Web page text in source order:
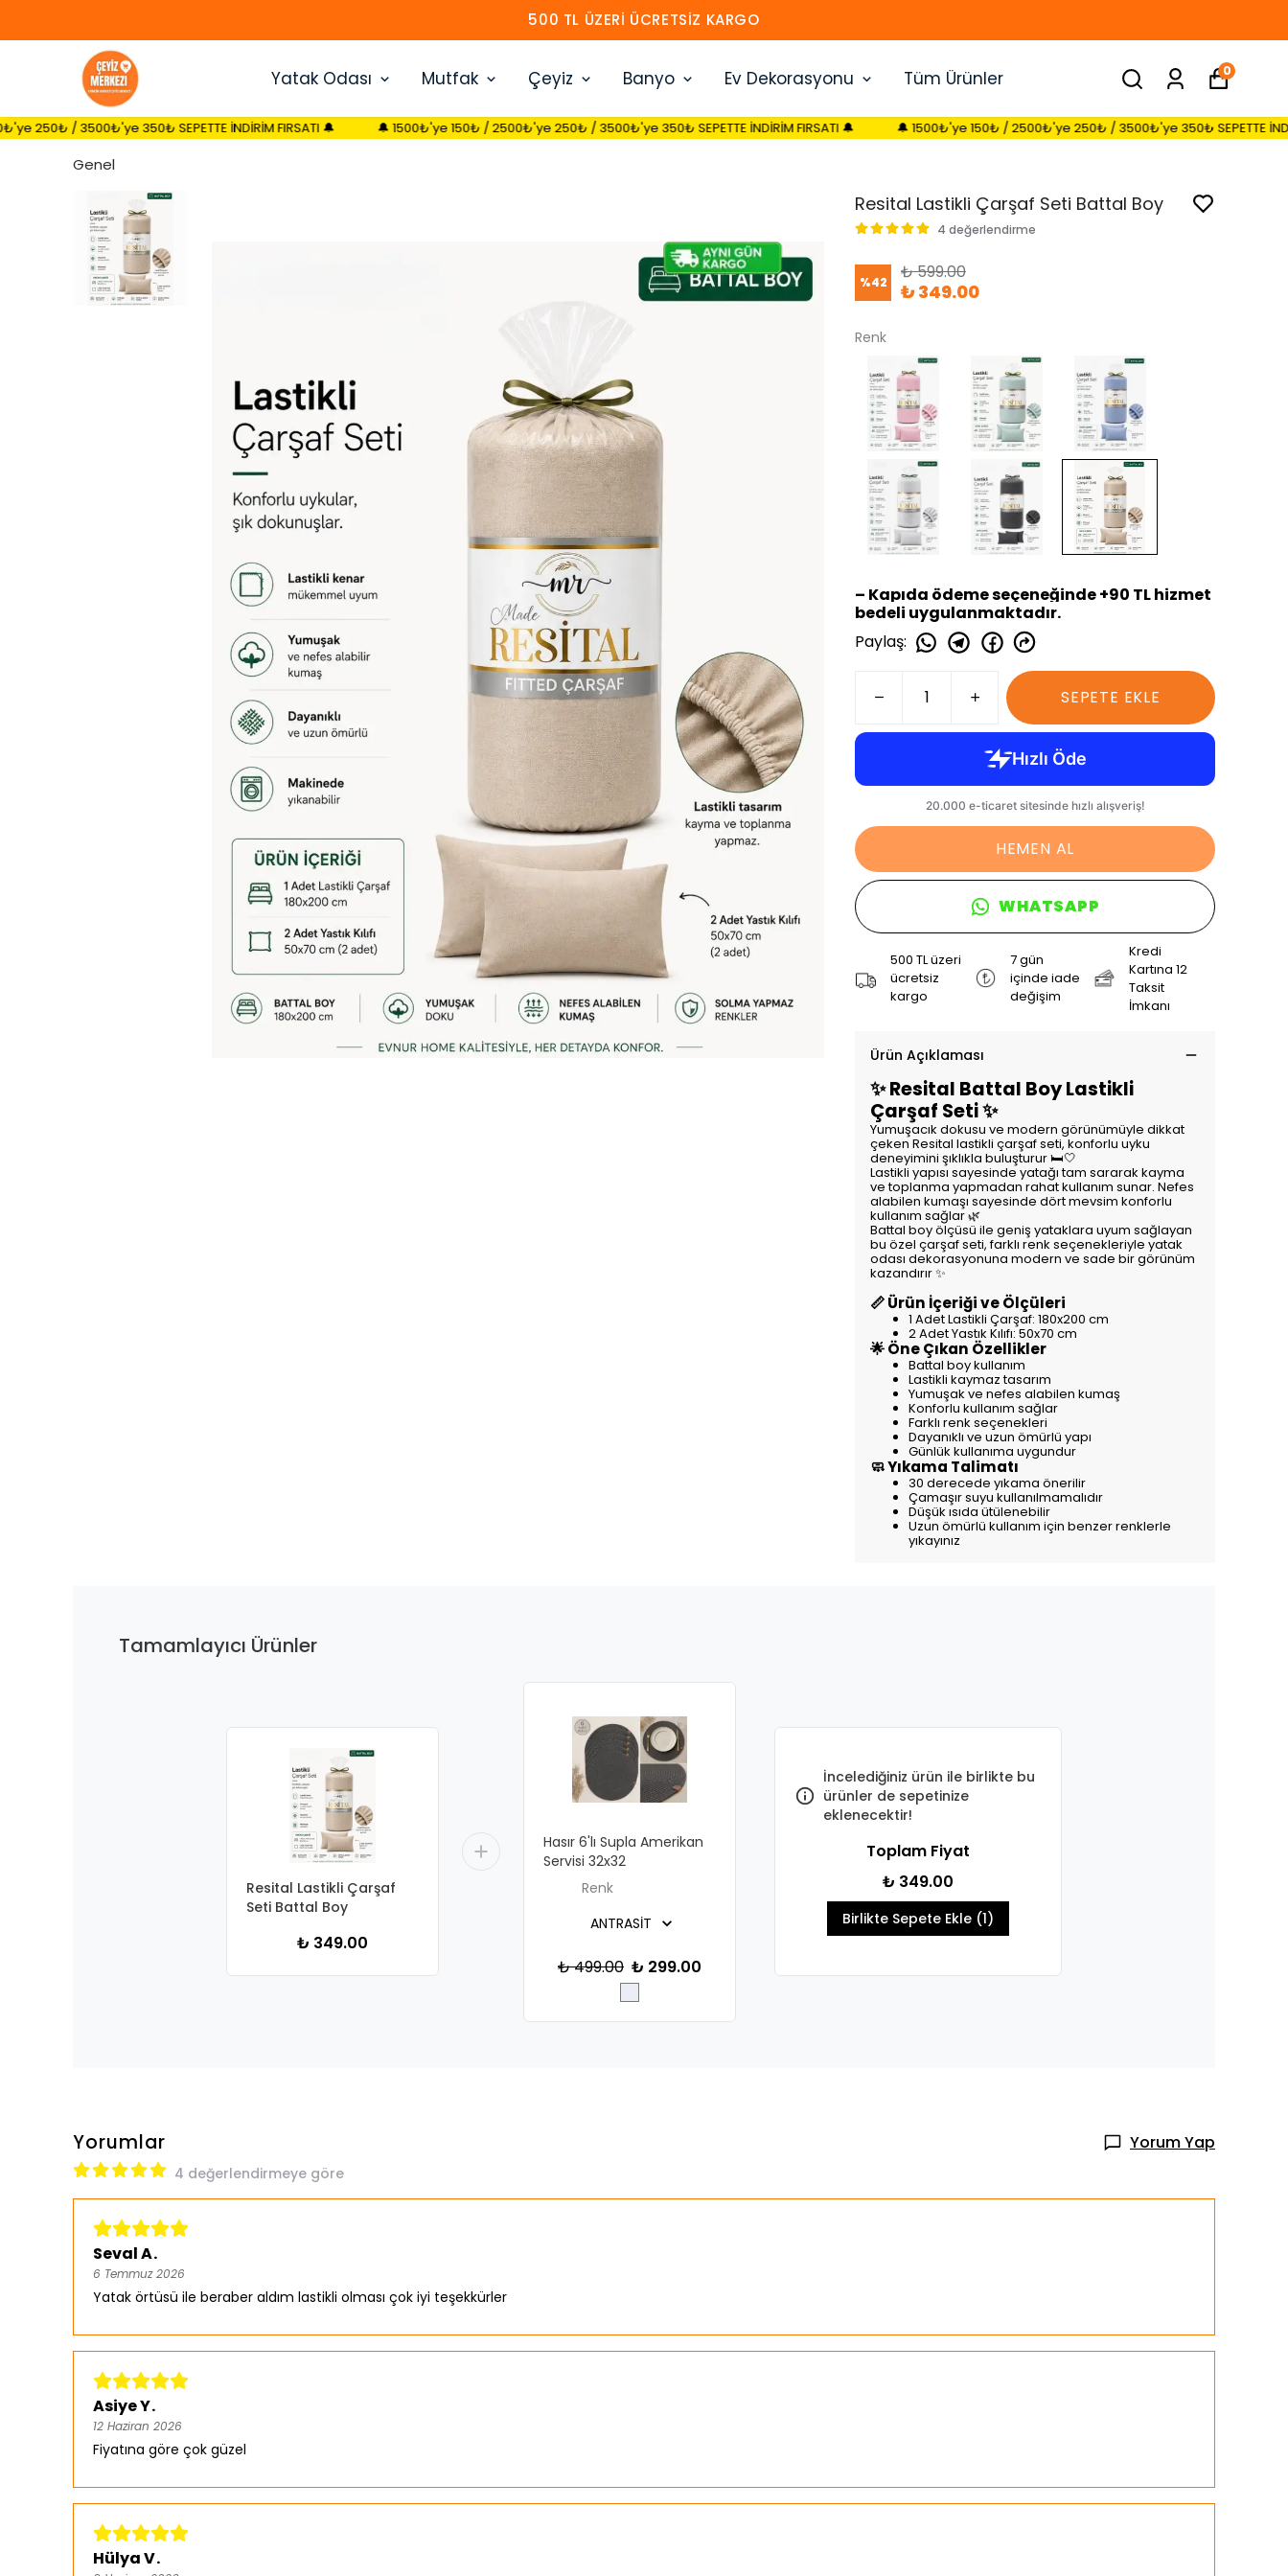
HEMEN ÜYE OL 30 TL İNDIRIM KAZAN
Yatak Odası Mutfak Çeyiz Banyo Ev Dekorasyonu Tüm Ürünler 0
350₺ SEPETTE İNDİRİM FIRSATI 🔔 🔔 1500₺'ye 150₺ / 2500₺'ye 250₺ / 3500₺'ye 350₺ SEPETTE İNDİRİM FIRSATI 🔔 🔔 1500₺'ye 150₺ / 2500₺'ye 250₺ / 3500₺'ye 350₺ SEPETTE İNDİRİM FIRSATI 🔔
Genel
Resital Lastikli Çarşaf Seti Battal Boy
4 değerlendirme
%42 ₺ 599.00
₺ 349.00
Renk
– Kapıda ödeme seçeneğinde +90 TL hizmet
bedeli uygulanmaktadır.
Paylaş:
SEPETE EKLE
HEMEN AL
WHATSAPP
500 TL üzeri
ücretsiz
kargo
7 gün
içinde iade
değişim
Kredi
Kartına 12
Taksit
İmkanı
Ürün Açıklaması
✨ Resital Battal Boy Lastikli
Çarşaf Seti ✨
Yumuşacık dokusu ve modern görünümüyle dikkat
çeken Resital lastikli çarşaf seti, konforlu uyku
deneyimini şıklıkla buluşturur 🛏️🤍
Lastikli yapısı sayesinde yatağı tam sararak kayma
ve toplanma yapmadan rahat kullanım sunar. Nefes
alabilen kumaşı sayesinde dört mevsim konforlu
kullanım sağlar 🌿
Battal boy ölçüsü ile geniş yataklara uyum sağlayan
bu özel çarşaf seti, farklı renk seçenekleriyle yatak
odası dekorasyonuna modern ve sade bir görünüm
kazandırır ✨
📏 Ürün İçeriği ve Ölçüleri
1 Adet Lastikli Çarşaf: 180x200 cm
2 Adet Yastık Kılıfı: 50x70 cm
🌟 Öne Çıkan Özellikler
Battal boy kullanım
Lastikli kaymaz tasarım
Yumuşak ve nefes alabilen kumaş
Konforlu kullanım sağlar
Farklı renk seçenekleri
Dayanıklı ve uzun ömürlü yapı
Günlük kullanıma uygundur
🧼 Yıkama Talimatı
30 derecede yıkama önerilir
Çamaşır suyu kullanılmamalıdır
Düşük ısıda ütülenebilir
Uzun ömürlü kullanım için benzer renklerle
yıkayınız
Tamamlayıcı Ürünler
Resital Lastikli Çarşaf
Seti Battal Boy
₺ 349.00
Hasır 6'lı Supla Amerikan
Servisi 32x32
Renk
₺ 499.00 ₺ 299.00
İncelediğiniz ürün ile birlikte bu
ürünler de sepetinize
eklenecektir!
Toplam Fiyat
₺ 349.00
Birlikte Sepete Ekle (1)
Yorumlar Yorum Yap
4 değerlendirmeye göre
Seval A.
6 Temmuz 2026
Yatak örtüsü ile beraber aldım lastikli olması çok iyi teşekkürler
Asiye Y.
12 Haziran 2026
Fiyatına göre çok güzel
Hülya V.